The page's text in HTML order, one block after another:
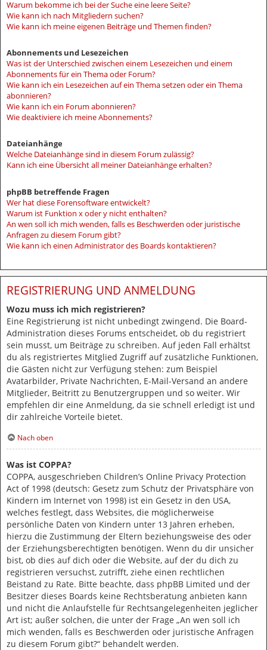
Warum bekomme ich bei der Suche eine leere Seite?
Wie kann ich nach Mitgliedern suchen?
Wie kann ich meine eigenen Beiträge und Themen finden?
Abonnements und Lesezeichen
Was ist der Unterschied zwischen einem Lesezeichen und einem
Abonnements für ein Thema oder Forum?
Wie kann ich ein Lesezeichen auf ein Thema setzen oder ein Thema
abonnieren?
Wie kann ich ein Forum abonnieren?
Wie deaktiviere ich meine Abonnements?
Dateianhänge
Welche Dateianhänge sind in diesem Forum zulässig?
Kann ich eine Übersicht all meiner Dateianhänge erhalten?
phpBB betreffende Fragen
Wer hat diese Forensoftware entwickelt?
Warum ist Funktion x oder y nicht enthalten?
An wen soll ich mich wenden, falls es Beschwerden oder juristische
Anfragen zu diesem Forum gibt?
Wie kann ich einen Administrator des Boards kontaktieren?
REGISTRIERUNG UND ANMELDUNG
Wozu muss ich mich registrieren?
Eine Registrierung ist nicht unbedingt zwingend. Die Board-
Administration dieses Forums entscheidet, ob du registriert
sein musst, um Beiträge zu schreiben. Auf jeden Fall erhältst
du als registriertes Mitglied Zugriff auf zusätzliche Funktionen,
die Gästen nicht zur Verfügung stehen: zum Beispiel
Avatarbilder, Private Nachrichten, E-Mail-Versand an andere
Mitglieder, Beitritt zu Benutzergruppen und so weiter. Wir
empfehlen dir eine Anmeldung, da sie schnell erledigt ist und
dir zahlreiche Vorteile bietet.
Nach oben
Was ist COPPA?
COPPA, ausgeschrieben Children’s Online Privacy Protection
Act of 1998 (deutsch: Gesetz zum Schutz der Privatsphäre von
Kindern im Internet von 1998) ist ein Gesetz in den USA,
welches festlegt, dass Websites, die möglicherweise
persönliche Daten von Kindern unter 13 Jahren erheben,
hierzu die Zustimmung der Eltern beziehungsweise des oder
der Erziehungsberechtigten benötigen. Wenn du dir unsicher
bist, ob dies auf dich oder die Website, auf der du dich zu
registrieren versuchst, zutrifft, ziehe einen rechtlichen
Beistand zu Rate. Bitte beachte, dass phpBB Limited und der
Besitzer dieses Boards keine Rechtsberatung anbieten kann
und nicht die Anlaufstelle für Rechtsangelegenheiten jeglicher
Art ist; außer solchen, die unter der Frage „An wen soll ich
mich wenden, falls es Beschwerden oder juristische Anfragen
zu diesem Forum gibt?“ behandelt werden.